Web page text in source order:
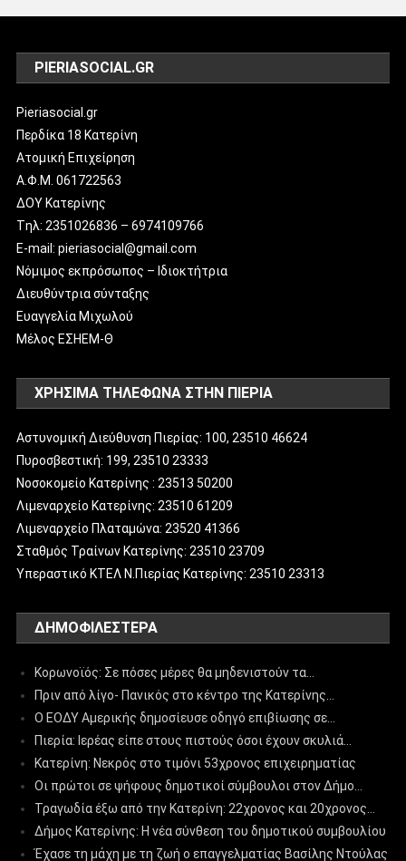
PIERIASOCIAL.GR
Pieriasocial.gr
Περδίκα 18 Κατερίνη
Ατομική Επιχείρηση
Α.Φ.Μ. 061722563
ΔΟΥ Κατερίνης
Tηλ: 2351026836 – 6974109766
E-mail: pieriasocial@gmail.com
Νόμιμος εκπρόσωπος – Ιδιοκτήτρια
Διευθύντρια σύνταξης
Ευαγγελία Μιχωλού
Μέλος ΕΣΗΕΜ-Θ
ΧΡΗΣΙΜΑ ΤΗΛΕΦΩΝΑ ΣΤΗΝ ΠΙΕΡΙΑ
Αστυνομική Διεύθυνση Πιερίας: 100, 23510 46624
Πυροσβεστική: 199, 23510 23333
Νοσοκομείο Κατερίνης : 23513 50200
Λιμεναρχείο Κατερίνης: 23510 61209
Λιμεναρχείο Πλαταμώνα: 23520 41366
Σταθμός Τραίνων Κατερίνης: 23510 23709
Υπεραστικό ΚΤΕΛ Ν.Πιερίας Κατερίνης: 23510 23313
ΔΗΜΟΦΙΛΈΣΤΕΡΑ
Κορωνοϊός: Σε πόσες μέρες θα μηδενιστούν τα…
Πριν από λίγο- Πανικός στο κέντρο της Κατερίνης…
Ο ΕΟΔΥ Αμερικής δημοσίευσε οδηγό επιβίωσης σε…
Πιερία: Ιερέας είπε στους πιστούς όσοι έχουν σκυλιά…
Κατερίνη: Νεκρός στο τιμόνι 53χρονος επιχειρηματίας
Οι πρώτοι σε ψήφους δημοτικοί σύμβουλοι στον Δήμο…
Τραγωδία έξω από την Κατερίνη: 22χρονος και 20χρονος…
Δήμος Κατερίνης: Η νέα σύνθεση του δημοτικού συμβουλίου
Έχασε τη μάχη με τη ζωή ο επαγγελματίας Βασίλης Ντούλας